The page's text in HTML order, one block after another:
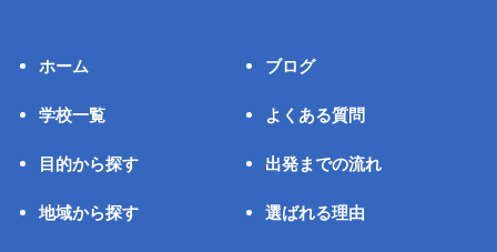
ホーム
学校一覧
目的から探す
地域から探す
ブログ
よくある質問
出発までの流れ
選ばれる理由